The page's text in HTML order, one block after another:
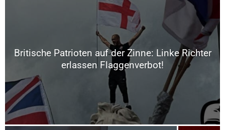
Britische Patrioten auf der Zinne: Linke Richter
erlassen Flaggenverbot!